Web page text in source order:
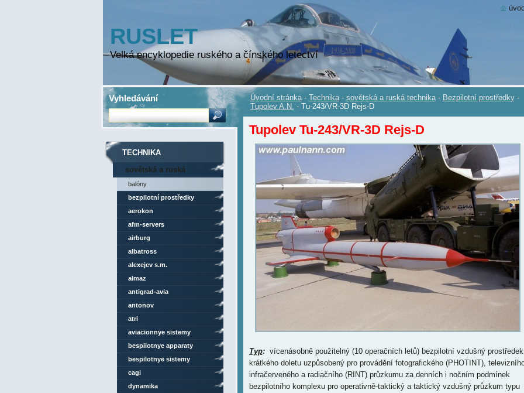
RUSLET
Velká encyklopedie ruského a čínského letectví
Úvodní stránka - Technika - sovětská a ruská technika - Bezpilotní prostředky -
Tupolev A.N. - Tu-243/VR-3D Rejs-D
Tupolev Tu-243/VR-3D Rejs-D
Typ:vícenásobně použitelný (10 operačních letů) bezpilotní vzdušný prostředek
krátkého doletu uzpůsobený pro provádění fotografického (PHOTINT),
infračerveného a radiačního (RINT) průzkumu za denních i nočním podmínek
bezpilotního komplexu pro operativně-taktický a taktický vzdušný průzkum typu
TECHNIKA
sovětská a ruská
technika
balóny
bezpilotní prostředky
aerokon
afm-servers
airburg
albatross
alexejev s.m.
almaz
antigrad-avia
antonov
atri
aviacionnye sistemy
bespilotnye apparaty
bespilotnye sistemy
cagi
dynamika
Vyhledávání